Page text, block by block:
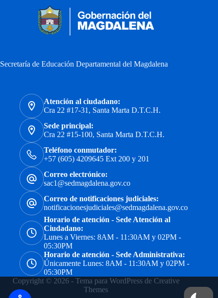
Secretaría de Educación Departamental del Magdalena
Atención al ciudadano:
Cra 22 #17-31, Santa Marta D.T.C.H.
Sede principal:
Cra 22 #15-100, Santa Marta D.T.C.H.
Teléfono conmutador:
+57 (605) 4209645 Ext 200 y 201
Correo electrónico:
sac1@sedmagdalena.gov.co
Correo de notificaciones judiciales:
notificacionesjudiciales@sedmagdalena.gov.co
Horario de atención - Sede Atención al
Ciudadano:
Lunes a Viernes: 8AM - 11:30AM y 02PM -
05:30PM
Horario de atención - Sede Administrativa:
Únicamente Lunes: 8AM - 11:30AM y 02PM -
05:30PM
Copyright © 2026 - Tema para WordPress de Creative
Themes